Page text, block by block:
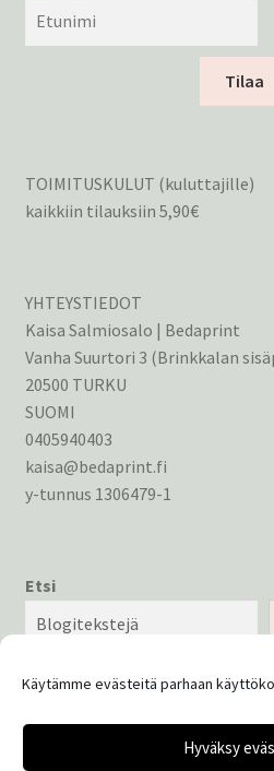
Käytämme evästeitä parhaan
Hyväksy
Tilaa
TOIMITUSKULUT (kuluttajille)
kaikkiin tilauksiin 5,90€
YHTEYSTIEDOT
Kaisa Salmiosalo | Bedaprint
Vanha Suurtori 3 (Brinkkalan
20500 TURKU
SUOMI
0405940403
kaisa@bedaprint.fi
y-tunnus 1306479-1
Etsi